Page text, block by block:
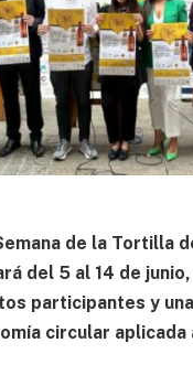
de la Tortilla
del 5 al 14 de
participantes y
circular aplicada